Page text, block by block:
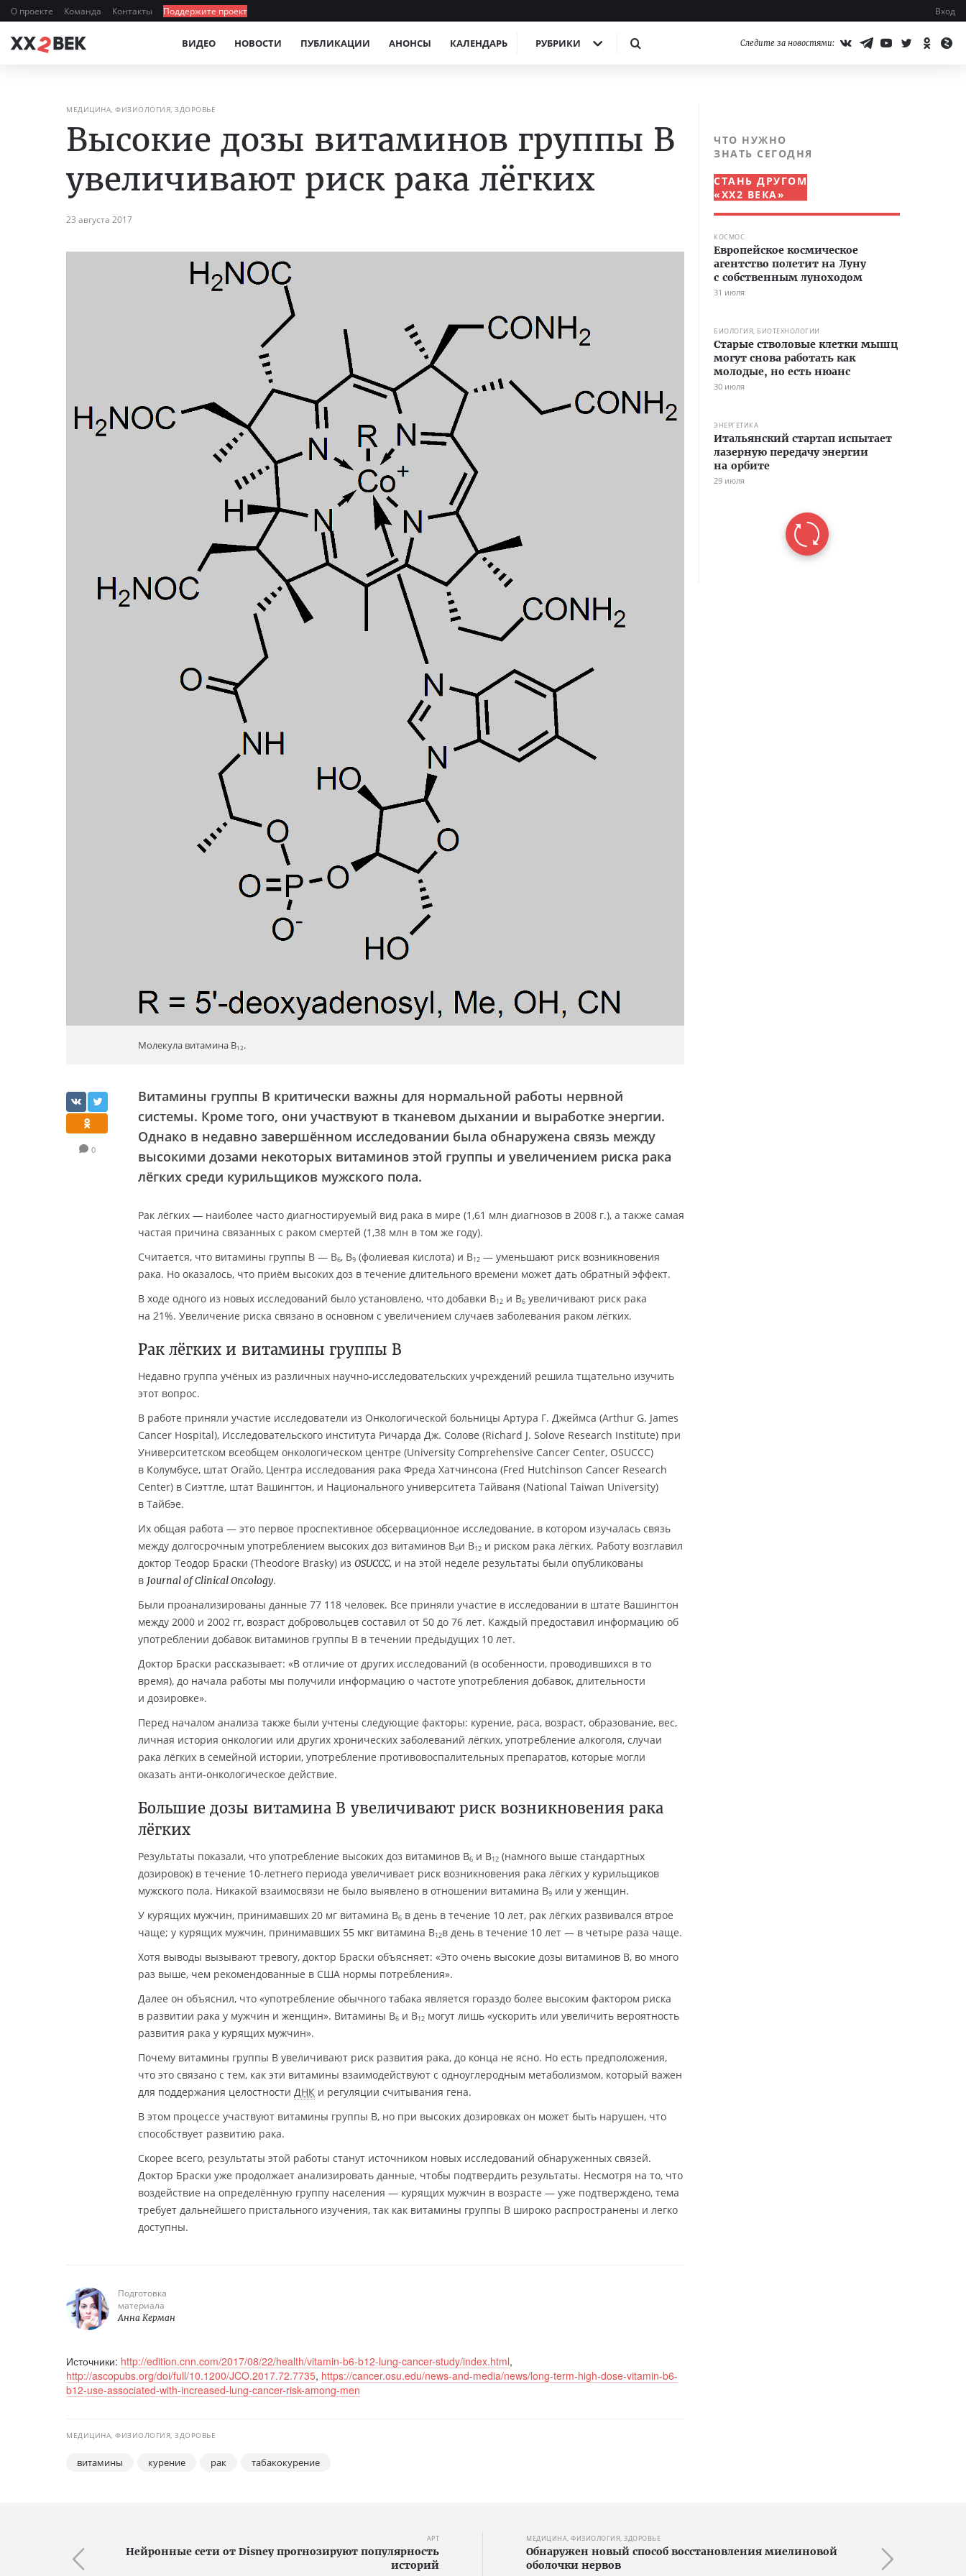
О проекте Команда Контакты Поддержите проект Вход
ВИДЕО НОВОСТИ ПУБЛИКАЦИИ АНОНСЫ КАЛЕНДАРЬ РУБРИКИ Следите за новостями:
МЕДИЦИНА, ФИЗИОЛОГИЯ, ЗДОРОВЬЕ
Высокие дозы витаминов группы B
увеличивают риск рака лёгких
23 августа 2017
Молекула витамина B12.
0
Витамины группы B критически важны для нормальной работы нервной
системы. Кроме того, они участвуют в тканевом дыхании и выработке энергии.
Однако в недавно завершённом исследовании была обнаружена связь между
высокими дозами некоторых витаминов этой группы и увеличением риска рака
лёгких среди курильщиков мужского пола.
Рак лёгких — наиболее часто диагностируемый вид рака в мире (1,61 млн диагнозов в 2008 г.), а также самая
частая причина связанных с раком смертей (1,38 млн в том же году).
Считается, что витамины группы B — B6, B9 (фолиевая кислота) и B12 — уменьшают риск возникновения
рака. Но оказалось, что приём высоких доз в течение длительного времени может дать обратный эффект.
В ходе одного из новых исследований было установлено, что добавки B12 и B6 увеличивают риск рака
на 21%. Увеличение риска связано в основном с увеличением случаев заболевания раком лёгких.
Рак лёгких и витамины группы B
Недавно группа учёных из различных научно-исследовательских учреждений решила тщательно изучить
этот вопрос.
В работе приняли участие исследователи из Онкологической больницы Артура Г. Джеймса (Arthur G. James
Cancer Hospital), Исследовательского института Ричарда Дж. Солове (Richard J. Solove Research Institute) при
Университетском всеобщем онкологическом центре (University Comprehensive Cancer Center, OSUCCC)
в Колумбусе, штат Огайо, Центра исследования рака Фреда Хатчинсона (Fred Hutchinson Cancer Research
Center) в Сиэттле, штат Вашингтон, и Национального университета Тайваня (National Taiwan University)
в Тайбэе.
Их общая работа — это первое проспективное обсервационное исследование, в котором изучалась связь
между долгосрочным употреблением высоких доз витаминов B6и B12 и риском рака лёгких. Работу возглавил
доктор Теодор Браски (Theodore Brasky) из OSUCCC, и на этой неделе результаты были опубликованы
в Journal of Clinical Oncology.
Были проанализированы данные 77 118 человек. Все приняли участие в исследовании в штате Вашингтон
между 2000 и 2002 гг, возраст добровольцев составил от 50 до 76 лет. Каждый предоставил информацию об
употреблении добавок витаминов группы В в течении предыдущих 10 лет.
Доктор Браски рассказывает: «В отличие от других исследований (в особенности, проводившихся в то
время), до начала работы мы получили информацию о частоте употребления добавок, длительности
и дозировке».
Перед началом анализа также были учтены следующие факторы: курение, раса, возраст, образование, вес,
личная история онкологии или других хронических заболеваний лёгких, употребление алкоголя, случаи
рака лёгких в семейной истории, употребление противовоспалительных препаратов, которые могли
оказать анти-онкологическое действие.
Большие дозы витамина В увеличивают риск возникновения рака
лёгких
Результаты показали, что употребление высоких доз витаминов B6 и B12 (намного выше стандартных
дозировок) в течение 10-летнего периода увеличивает риск возникновения рака лёгких у курильщиков
мужского пола. Никакой взаимосвязи не было выявлено в отношении витамина В9 или у женщин.
У курящих мужчин, принимавших 20 мг витамина B6 в день в течение 10 лет, рак лёгких развивался втрое
чаще; у курящих мужчин, принимавших 55 мкг витамина B12в день в течение 10 лет — в четыре раза чаще.
Хотя выводы вызывают тревогу, доктор Браски объясняет: «Это очень высокие дозы витаминов В, во много
раз выше, чем рекомендованные в США нормы потребления».
Далее он объяснил, что «употребление обычного табака является гораздо более высоким фактором риска
в развитии рака у мужчин и женщин». Витамины B6 и B12 могут лишь «ускорить или увеличить вероятность
развития рака у курящих мужчин».
Почему витамины группы B увеличивают риск развития рака, до конца не ясно. Но есть предположения,
что это связано с тем, как эти витамины взаимодействуют с одноуглеродным метаболизмом, который важен
для поддержания целостности ДНК и регуляции считывания гена.
В этом процессе участвуют витамины группы B, но при высоких дозировках он может быть нарушен, что
способствует развитию рака.
Скорее всего, результаты этой работы станут источником новых исследований обнаруженных связей.
Доктор Браски уже продолжает анализировать данные, чтобы подтвердить результаты. Несмотря на то, что
воздействие на определённую группу населения — курящих мужчин в возрасте — уже подтверждено, тема
требует дальнейшего пристального изучения, так как витамины группы B широко распространены и легко
доступны.
Подготовка
материала
Анна Керман
Источники: http://edition.cnn.com/2017/08/22/health/vitamin-b6-b12-lung-cancer-study/index.html,
http://ascopubs.org/doi/full/10.1200/JCO.2017.72.7735, https://cancer.osu.edu/news-and-media/news/long-term-high-dose-vitamin-b6-
b12-use-associated-with-increased-lung-cancer-risk-among-men
МЕДИЦИНА, ФИЗИОЛОГИЯ, ЗДОРОВЬЕ
витамины курение рак табакокурение
ЧТО НУЖНО
ЗНАТЬ СЕГОДНЯ
СТАНЬ ДРУГОМ
«XX2 ВЕКА»
КОСМОС
Европейское космическое
агентство полетит на Луну
с собственным луноходом
31 июля
БИОЛОГИЯ, БИОТЕХНОЛОГИИ
Старые стволовые клетки мышц
могут снова работать как
молодые, но есть нюанс
30 июля
ЭНЕРГЕТИКА
Итальянский стартап испытает
лазерную передачу энергии
на орбите
29 июля
АРТ
Нейронные сети от Disney прогнозируют популярность
историй
МЕДИЦИНА, ФИЗИОЛОГИЯ, ЗДОРОВЬЕ
Обнаружен новый способ восстановления миелиновой
оболочки нервов